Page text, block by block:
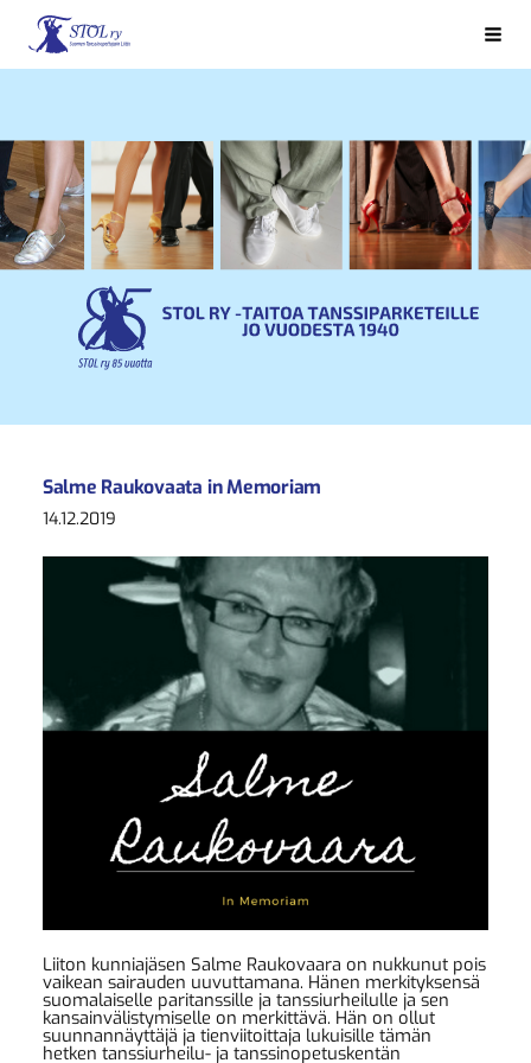
Siirry
sivun
sisältöön
Suomen Tanssinopettajain Liitto STOL ry
Salme Raukovaata in Memoriam
14.12.2019
Liiton kunniajäsen Salme Raukovaara on nukkunut pois
vaikean sairauden uuvuttamana. Hänen merkityksensä
suomalaiselle paritanssille ja tanssiurheilulle ja sen
kansainvälistymiselle on merkittävä. Hän on ollut
suunnannäyttäjä ja tienviitoittaja lukuisille tämän
hetken tanssiurheilu- ja tanssinopetuskentän